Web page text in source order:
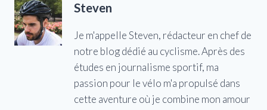
Steven
Je m'appelle Steven, rédacteur en chef de
notre blog dédié au cyclisme. Après des
études en journalisme sportif, ma
passion pour le vélo m'a propulsé dans
cette aventure où je combine mon amour